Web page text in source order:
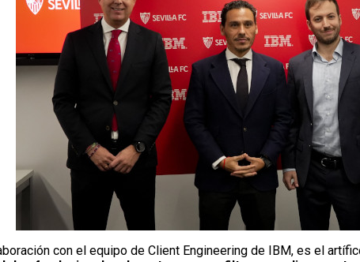
con el equipo de Client Engineering de IBM, es el